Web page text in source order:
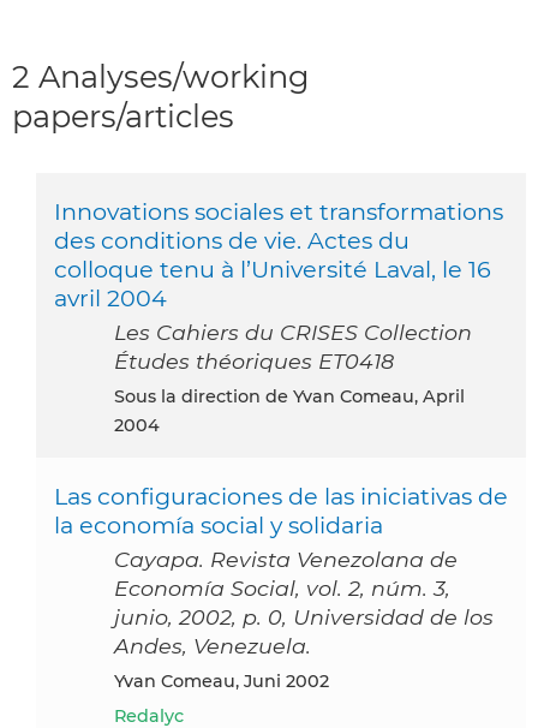
2 Analyses/working
papers/articles
Innovations sociales et transformations
des conditions de vie. Actes du
colloque tenu à l’Université Laval, le 16
avril 2004
Les Cahiers du CRISES Collection
Études théoriques ET0418
Sous la direction de Yvan Comeau, April
2004
Las configuraciones de las iniciativas de
la economía social y solidaria
Cayapa. Revista Venezolana de
Economía Social, vol. 2, núm. 3,
junio, 2002, p. 0, Universidad de los
Andes, Venezuela.
Yvan Comeau, Juni 2002
Redalyc